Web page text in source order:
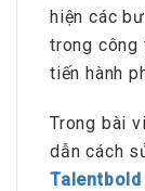
hiện các
trong công
tiến hành
Trong bài
dẫn cách